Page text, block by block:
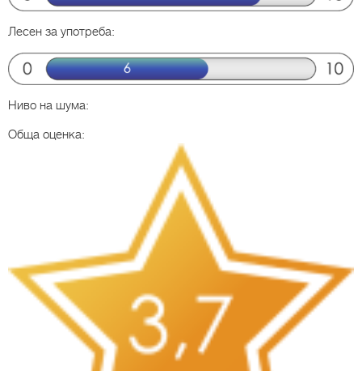
Лесен за употреба:
Ниво на шума:
Обща оценка: